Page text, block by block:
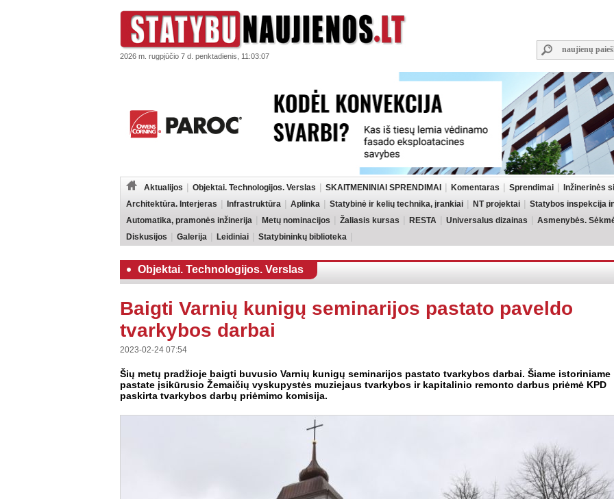
2026 m. rugpjūčio 7 d. penktadienis, 11:03:07
Aktualijos Objektai. Technologijos. Verslas SKAITMENINIAI SPRENDIMAI Komentaras Sprendimai
Inžinerinės
Architektūra. Interjeras
Infrastruktūra Aplinka Statybinė ir kelių technika, įrankiai NT projektai
Statybos inspekcija
Automatika, pramonės inžinerija
Metų nominacijos Žaliasis kursas RESTA Universalus dizainas
Asmenybės.
Diskusijos
Galerija Leidiniai Statybininkų biblioteka
Objektai. Technologijos. Verslas
Baigti Varnių kunigų seminarijos pastato paveldo
tvarkybos darbai
2023-02-24 07:54
Šių metų pradžioje baigti buvusio Varnių kunigų seminarijos pastato tvarkybos darbai. Šiame istoriniame
pastate įsikūrusio Žemaičių vyskupystės muziejaus tvarkybos ir kapitalinio remonto darbus priėmė KPD
paskirta tvarkybos darbų priėmimo komisija.